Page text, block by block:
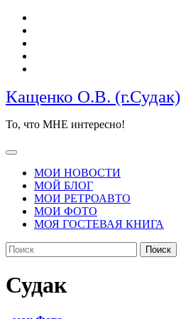
Перейти
содержимому
Кащенко О.В. (г.Судак)
То, что МНЕ интересно!
Кнопка
ОткрытьМОИ НОВОСТИ
МОЙ БЛОГ
МОИ РЕТРОАВТО
МОИ ФОТО
МОЯ ГОСТЕВАЯ КНИГА
КНОПКА
ЗАКРЫТЬ
Найти:
Судак